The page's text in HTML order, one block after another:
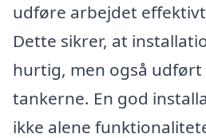
udføre arbejdet
Dette sikrer, at
hurtig, men også udført
tankerne. En god
ikke alene